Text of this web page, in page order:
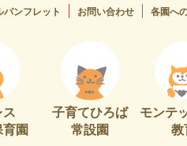
パンフレット お問い合わせ 各園へ
ス
園
子育てひろば
常設園
モンテ
教